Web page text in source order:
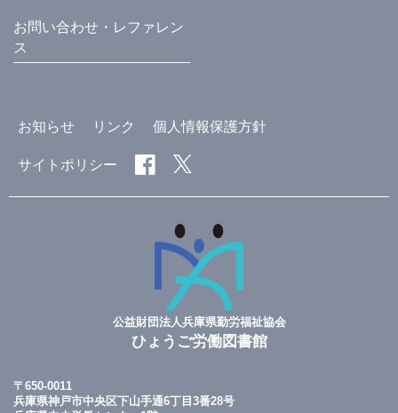
お問い合わせ・レファレン
ス
お知らせ リンク 個人情報保護方針
サイトポリシー
公益財団法人兵庫県勤労福祉協会
ひょうご労働図書館
〒650-0011
兵庫県神戸市中央区下山手通6丁目3番28号